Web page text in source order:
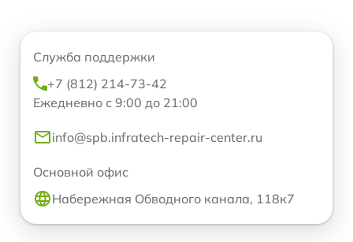
Служба поддержки
+7 (812) 214-73-42
Ежедневно с 9:00 до 21:00
info@spb.infratech-repair-center.ru
Основной офис
Набережная Обводного канала, 118к7